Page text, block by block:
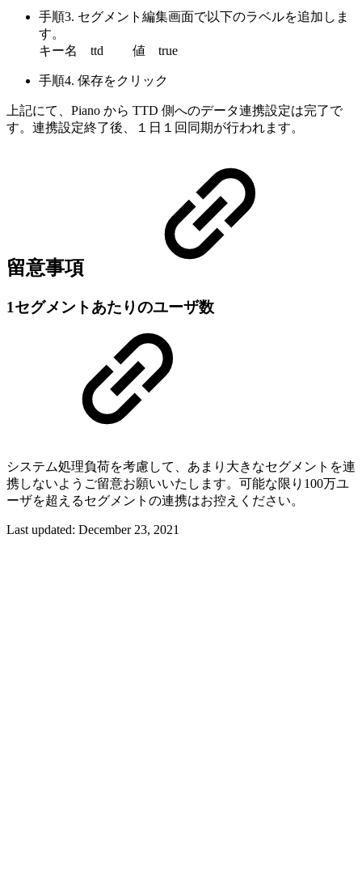
手順3. セグメント編集画面で以下のラベルを追加しま
す。
キー名 ttd 値 true
手順4. 保存をクリック
上記にて、Piano から TTD 側へのデータ連携設定は完了で
す。連携設定終了後、１日１回同期が行われます。
留意事項
1セグメントあたりのユーザ数
システム処理負荷を考慮して、あまり大きなセグメントを連
携しないようご留意お願いいたします。可能な限り100万ユ
ーザを超えるセグメントの連携はお控えください。
Last updated: December 23, 2021